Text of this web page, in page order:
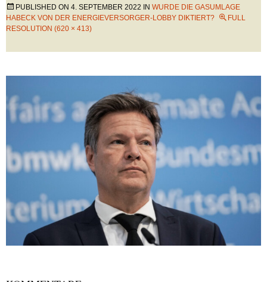
PUBLISHED ON 4. SEPTEMBER 2022 IN WURDE DIE GASUMLAGE
HABECK VON DER ENERGIEVERSORGER-LOBBY DIKTIERT?
FULL
RESOLUTION (620 × 413)